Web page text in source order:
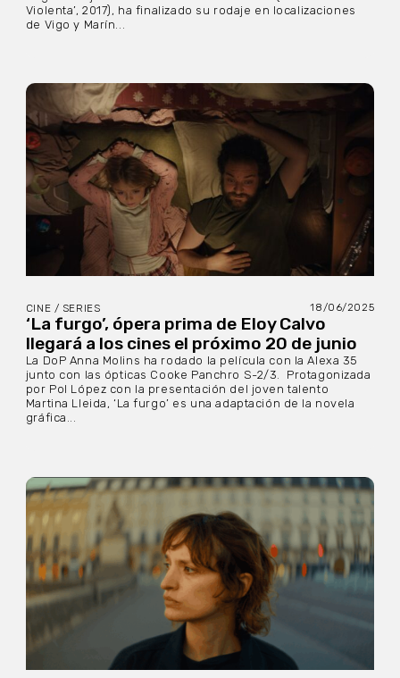
Violenta’, 2017), ha finalizado su rodaje en localizaciones
de Vigo y Marín...
CINE / SERIES 18/06/2025
‘La furgo’, ópera prima de Eloy Calvo
llegará a los cines el próximo 20 de junio
La DoP Anna Molins ha rodado la película con la Alexa 35
junto con las ópticas Cooke Panchro S-2/3. Protagonizada
por Pol López con la presentación del joven talento
Martina Lleida, ‘La furgo’ es una adaptación de la novela
gráfica...